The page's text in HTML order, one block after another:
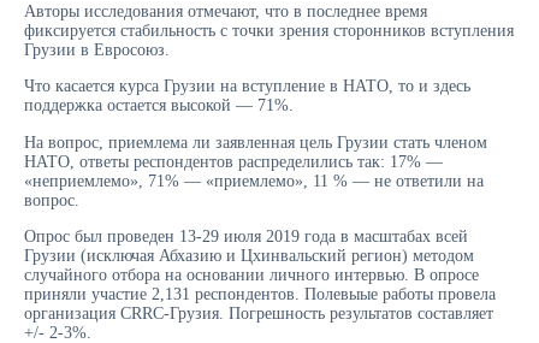
Авторы исследования отмечают, что в последнее время
фиксируется стабильность с точки зрения сторонников вступления
Грузии в Евросоюз.
Что касается курса Грузии на вступление в НАТО, то и здесь
поддержка остается высокой — 71%.
На вопрос, приемлема ли заявленная цель Грузии стать членом
НАТО, ответы респондентов распределились так: 17% —
«неприемлемо», 71% — «приемлемо», 11 % — не ответили на
вопрос.
Опрос был проведен 13-29 июля 2019 года в масштабах всей
Грузии (исключая Абхазию и Цхинвальский регион) методом
случайного отбора на основании личного интервью. В опросе
приняли участие 2,131 респондентов. Полевыые работы провела
организация CRRC-Грузия. Погрешность результатов составляет
+/- 2-3%.